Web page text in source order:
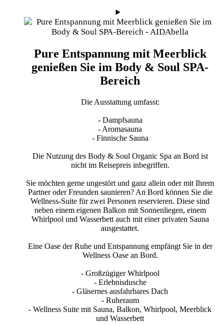
Pure Entspannung mit Meerblick
genießen Sie im Body & Soul SPA-
Bereich
Die Ausstattung umfasst:
- Dampfsauna
- Aromasauna
- Finnische Sauna
Die Nutzung des Body & Soul Organic Spa an Bord ist
nicht im Reisepreis inbegriffen.
Sie möchten gerne ungestört und ganz allein oder mit Ihrem
Partner oder Freunden saunieren? An Bord können Sie die
Wellness-Suite für zwei Personen reservieren. Diese sind
neben einem eigenen Balkon mit Sonnenliegen, einem
Whirlpool und Wasserbett auch mit einer privaten Sauna
ausgestattet.
Eine Oase der Ruhe und Entspannung empfängt Sie in der
Wellness Oase an Bord.
- Großzügiger Whirlpool
- Erlebnisdusche
- Gläsernes ausfahrbares Dach
- Ruheraum
- Wellness Suite mit Sauna, Balkon, Whirlpool, Meerblick
und Wasserbett